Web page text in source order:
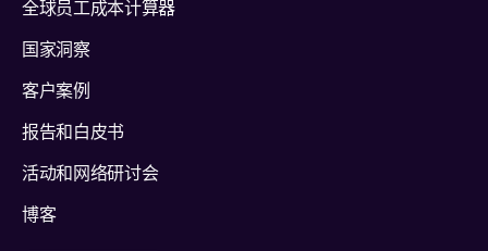
全球员工成本计算器
国家洞察
客户案例
报告和白皮书
活动和网络研讨会
博客